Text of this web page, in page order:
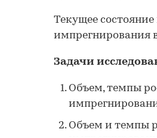
Текущее
импрегнирования
Задачи
Объем, темпы
Объем и темпы